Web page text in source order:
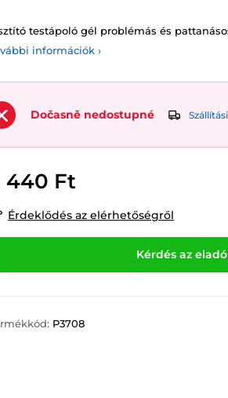
testápoló gél problémás és
információk ›
Dočasně nedostupné
440 Ft
Érdeklődés az elérhetőségről
Kérdés az
P3708